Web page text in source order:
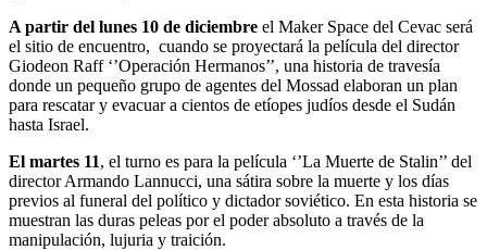
A partir del lunes 10 de diciembre el Maker Space del Cevac será
el sitio de encuentro, cuando se proyectará la película del director
Giodeon Raff ‘’Operación Hermanos’’, una historia de travesía
donde un pequeño grupo de agentes del Mossad elaboran un plan
para rescatar y evacuar a cientos de etíopes judíos desde el Sudán
hasta Israel.
El martes 11, el turno es para la película ‘’La Muerte de Stalin’’ del
director Armando Lannucci, una sátira sobre la muerte y los días
previos al funeral del político y dictador soviético. En esta historia se
muestran las duras peleas por el poder absoluto a través de la
manipulación, lujuria y traición.